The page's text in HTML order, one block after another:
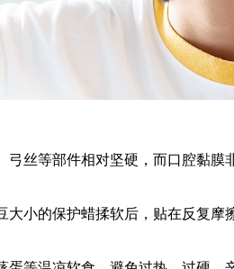
等部件相对坚硬，而口腔黏膜
小的保护蜡揉软后，贴在反复